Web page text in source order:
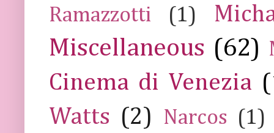
Ramazzotti (1)
Miscellaneous (62)
Cinema di Venezia
Watts (2) Narcos (1)